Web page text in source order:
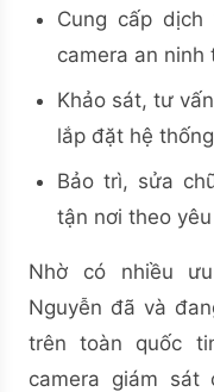
Cung cấp
camera an ninh
Khảo sát, tư
lắp đặt hệ
Bảo trì, sửa
tận nơi theo
Nhờ có nhiều
Nguyễn đã và
trên toàn quốc
camera giám sát